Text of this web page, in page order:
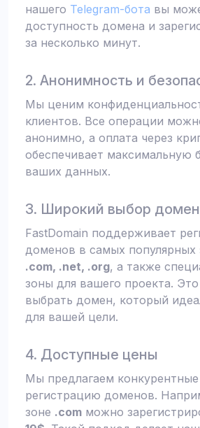
нашего Telegram-бота вы
доступность домена и
за несколько минут.
2. Анонимность и
Мы ценим
клиентов. Все операции
анонимно, а оплата через
обеспечивает максимальную
ваших данных.
3. Широкий выбор
FastDomain поддерживает
доменов в самых популярных
.com, .net, .org, а также
зоны для вашего проекта. Это
выбрать домен, который
для вашей цели.
4. Доступные цены
Мы предлагаем
регистрацию доменов.
зоне .com можно